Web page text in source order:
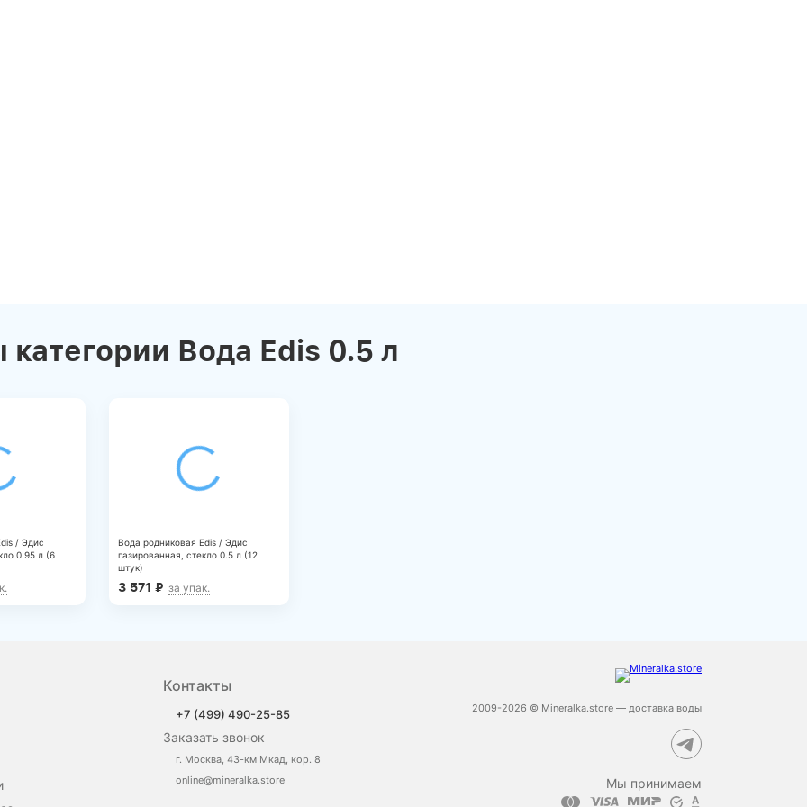
Вода Edis 0.5 л
/ Эдис
0.95 л (6
Вода родниковая Edis / Эдис
газированная, стекло 0.5 л (12
штук)
3 571 ₽ за упак.
Контакты
+7 (499) 490-25-85
Заказать звонок
г. Москва, 43-км Мкад, кор. 8
online@mineralka.store
2009-2026 © Mineralka.store — доставка воды
Мы принимаем